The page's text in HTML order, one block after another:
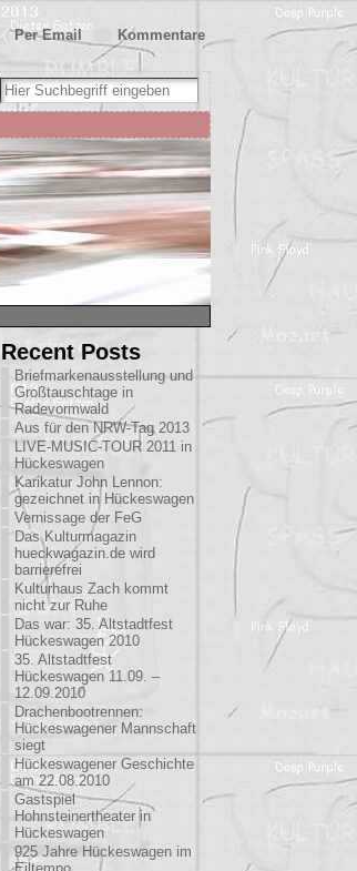
Kommentare
Per Email
Recent Posts
Briefmarkenausstellung und
Großtauschtage in
Radevormwald
Aus für den NRW-Tag 2013
LIVE-MUSIC-TOUR 2011 in
Hückeswagen
Karikatur John Lennon:
gezeichnet in Hückeswagen
Vernissage der FeG
Das Kulturmagazin
hueckwagazin.de wird
barrierefrei
Kulturhaus Zach kommt
nicht zur Ruhe
Das war: 35. Altstadtfest
Hückeswagen 2010
35. Altstadtfest
Hückeswagen 11.09. –
12.09.2010
Drachenbootrennen:
Hückeswagener Mannschaft
siegt
Hückeswagener Geschichte
am 22.08.2010
Gastspiel
Hohnsteinertheater in
Hückeswagen
925 Jahre Hückeswagen im